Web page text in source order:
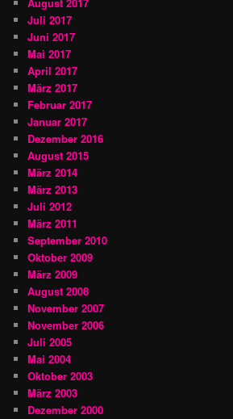
August 2017
Juli 2017
Juni 2017
Mai 2017
April 2017
März 2017
Februar 2017
Januar 2017
Dezember 2016
August 2015
März 2014
März 2013
Juli 2012
März 2011
September 2010
Oktober 2009
März 2009
August 2008
November 2007
November 2006
Juli 2005
Mai 2004
Oktober 2003
März 2003
Dezember 2000